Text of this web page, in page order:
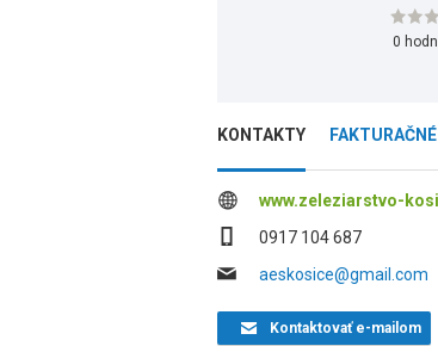
0
KONTAKTY
www.zeleziarstvo-
0917 104 687
aeskosice@gmail.com
Kontaktovaťe-mailom